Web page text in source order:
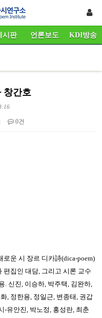
시판 언론보도 KDI방송
창간호
0건
운 시 장르 디카詩(dica-poem)
편집인 대담, 그리고 시론 교수
. 신진, 이승하, 박주택, 김완하,
, 정한용, 정일근, 변종태, 권갑
-유안진, 박노정, 홍성란, 최춘